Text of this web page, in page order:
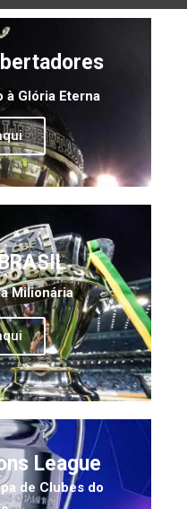
à Glória Eterna
Milionária
League
de Clubes do